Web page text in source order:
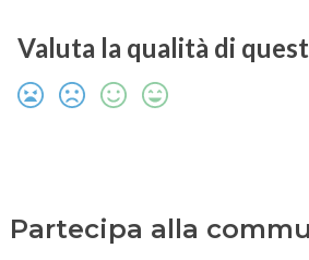
Valuta la qualità di
Partecipa alla